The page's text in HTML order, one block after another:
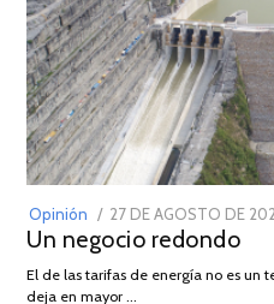
Opinión
POSTED
ON
27 DE AGOSTO DE
Un negocio redondo
El de las tarifas de energía no es un
deja en mayor …